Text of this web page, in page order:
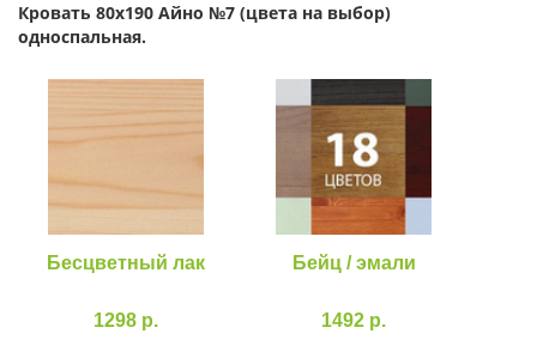
Кровать 80х190 Айно №7 (цвета на выбор)
односпальная.
Бесцветный лак
1298 р.
Бейц / эмали
1492 р.